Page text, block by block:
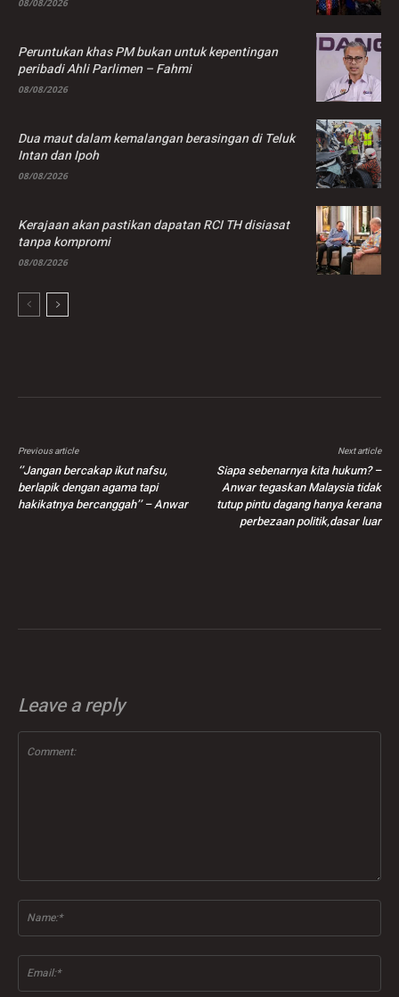
Peruntukan khas PM bukan untuk kepentingan
peribadi Ahli Parlimen – Fahmi
08/08/2026
Dua maut dalam kemalangan berasingan di Teluk
Intan dan Ipoh
08/08/2026
Kerajaan akan pastikan dapatan RCI TH disiasat
tanpa kompromi
08/08/2026
Previous article
‘’Jangan bercakap ikut nafsu,
berlapik dengan agama tapi
hakikatnya bercanggah’’ – Anwar
Next article
Siapa sebenarnya kita hukum? –
Anwar tegaskan Malaysia tidak
tutup pintu dagang hanya kerana
perbezaan politik,dasar luar
Leave a reply